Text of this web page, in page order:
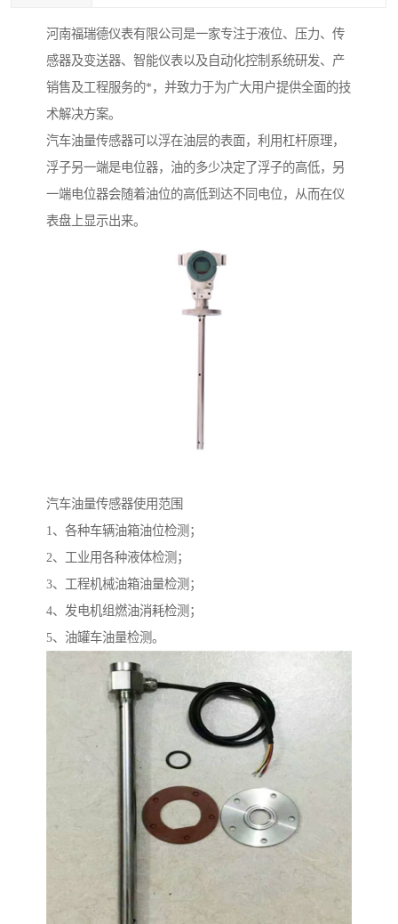
河南福瑞德仪表有限公司是一家专注于液位、压力、传
感器及变送器、智能仪表以及自动化控制系统研发、产
销售及工程服务的*，并致力于为广大用户提供全面的技
术解决方案。
汽车油量传感器可以浮在油层的表面，利用杠杆原理，
浮子另一端是电位器，油的多少决定了浮子的高低，另
一端电位器会随着油位的高低到达不同电位，从而在仪
表盘上显示出来。
汽车油量传感器使用范围
1、各种车辆油箱油位检测；
2、工业用各种液体检测；
3、工程机械油箱油量检测；
4、发电机组燃油消耗检测；
5、油罐车油量检测。